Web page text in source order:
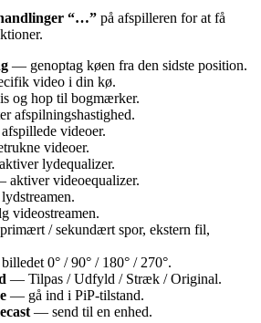
“…” på afspilleren for at få
— genoptag køen fra den sidste position.
video i din kø.
og hop til bogmærker.
afspilningshastighed.
videoer.
videoer.
lydequalizer.
aktiver videoequalizer.
videostreamen.
/ sekundært spor, ekstern fil,
0° / 90° / 180° / 270°.
— Tilpas / Udfyld / Stræk / Original.
— gå ind i PiP-tilstand.
— send til en enhed.